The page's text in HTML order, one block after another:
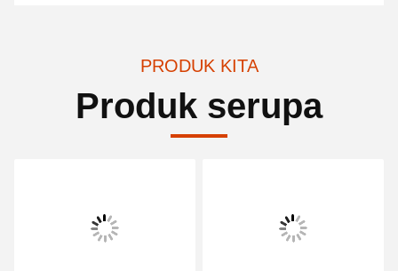
PRODUK KITA
Produk serupa